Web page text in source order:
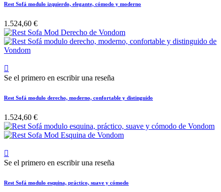
Rest Sofá modulo izquierdo, elegante, cómodo y moderno
1.524,60 €

Se el primero en escribir una reseña
Rest Sofá modulo derecho, moderno, confortable y distinguido
1.524,60 €

Se el primero en escribir una reseña
Rest Sofá modulo esquina, práctico, suave y cómodo